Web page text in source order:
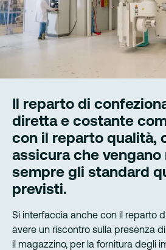
Il reparto di
diretta e costante
con il reparto qualità,
assicura che
sempre gli standard
previsti.
Si interfaccia anche con il reparto
avere un riscontro sulla presenza
il magazzino, per la fornitura degli